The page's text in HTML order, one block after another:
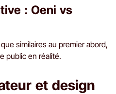
: Oeni vs
similaires au premier abord,
public en réalité.
et design